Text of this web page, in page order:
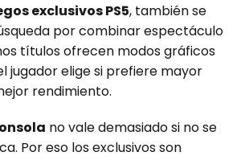
exclusivos PS5, también se
por combinar espectáculo
títulos ofrecen modos gráficos
jugador elige si prefiere mayor
rendimiento.
no vale demasiado si no se
Por eso los exclusivos son